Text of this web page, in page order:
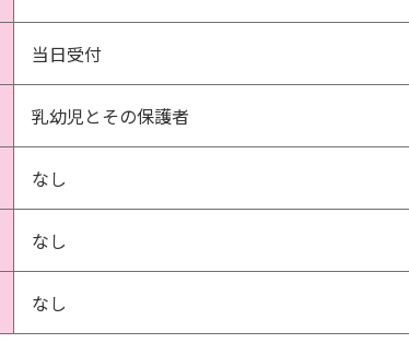
当日受付
乳幼児とその保護者
なし
なし
なし